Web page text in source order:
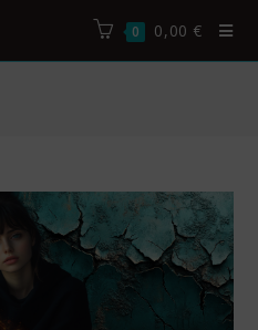
0 0,00 €